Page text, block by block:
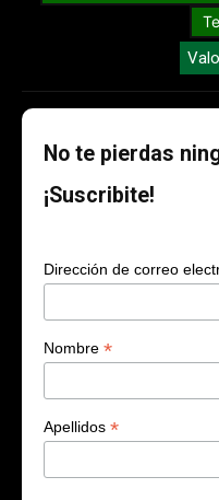
No te pierdas
¡Suscribite!
Dirección de correo
Nombre *
Apellidos *